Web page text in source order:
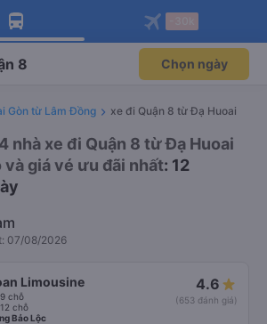
app Vexere ngay!
ưu đãi thành viên độc
Mở app
app Vexere
ghế khi đặt vé máy bay qua
Mở app
8 Chọn ngày
Gòn từ Lâm Đồng xe đi Quận 8 từ Đạ Huoai
nhà xe đi Quận 8 từ Đạ Huoai
giá vé ưu đãi nhất: 12
07/08/2026
Limousine
chỗ
chỗ
4.6
(653 đánh giá)
Bảo Lộc